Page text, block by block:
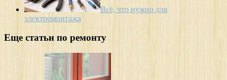
Всё, что нужно для
электромонтажа
Еще статьи по ремонту